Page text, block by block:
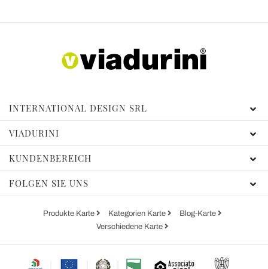
INTERNATIONAL DESIGN SRL
VIADURINI
KUNDENBEREICH
FOLGEN SIE UNS
Produkte Karte Kategorien Karte
Blog-Karte
Verschiedene Karte